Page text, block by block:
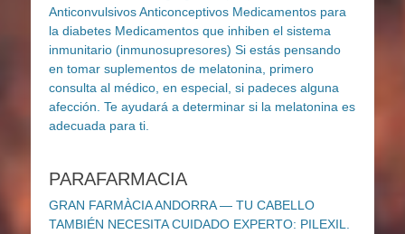
PARAFARMACIA
GRAN FARMÀCIA ANDORRA — TU CABELLO
TAMBIÉN NECESITA CUIDADO EXPERTO: PILEXIL.